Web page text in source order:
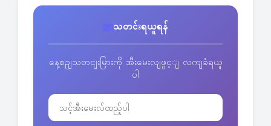
သတင်းရယူရန်
နေ့စဥျသတငျးမြားကို အီးမေးလျဖွင့ျ လကျခံရယူ
ပါ